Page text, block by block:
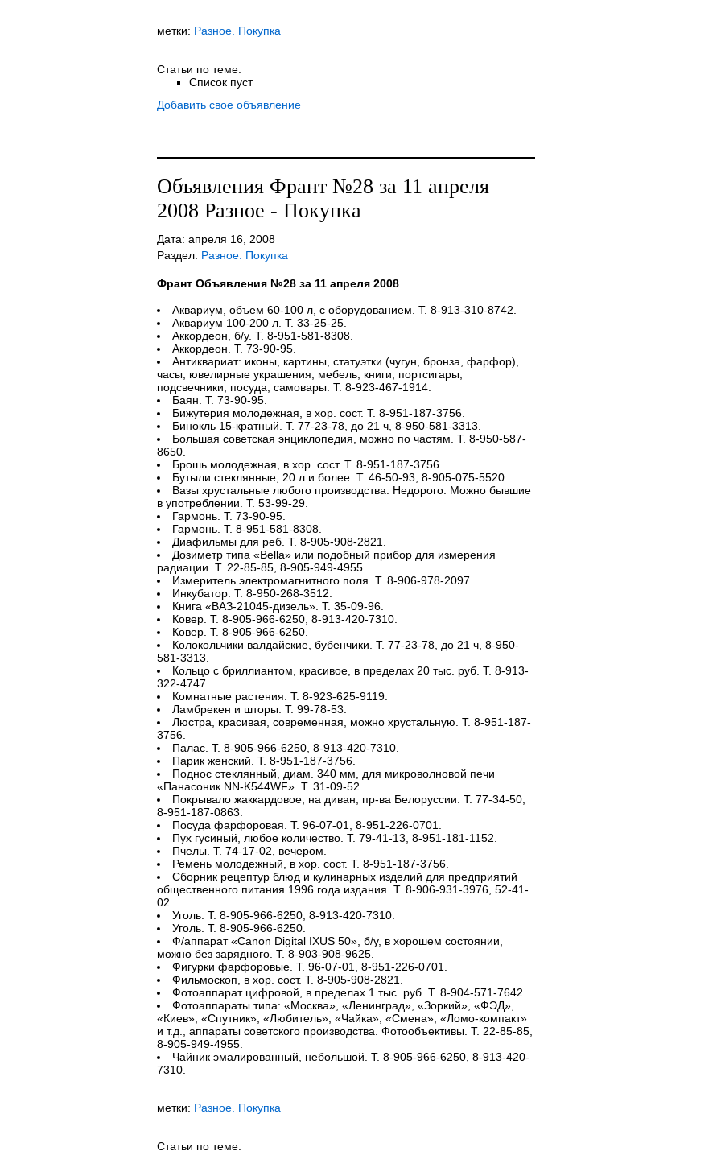
метки: Разное. Покупка
Статьи по теме:
Список пуст
Добавить свое объявление
Объявления Франт №28 за 11 апреля
2008 Разное - Покупка
Дата: апреля 16, 2008
Раздел: Разное. Покупка
Франт Объявления №28 за 11 апреля 2008
Аквариум, объем 60-100 л, с оборудованием. Т. 8-913-310-8742.
Аквариум 100-200 л. Т. 33-25-25.
Аккордеон, б/у. Т. 8-951-581-8308.
Аккордеон. Т. 73-90-95.
Антиквариат: иконы, картины, статуэтки (чугун, бронза, фарфор),
часы, ювелирные украшения, мебель, книги, портсигары,
подсвечники, посуда, самовары. Т. 8-923-467-1914.
Баян. Т. 73-90-95.
Бижутерия молодежная, в хор. сост. Т. 8-951-187-3756.
Бинокль 15-кратный. Т. 77-23-78, до 21 ч, 8-950-581-3313.
Большая советская энциклопедия, можно по частям. Т. 8-950-587-
8650.
Брошь молодежная, в хор. сост. Т. 8-951-187-3756.
Бутыли стеклянные, 20 л и более. Т. 46-50-93, 8-905-075-5520.
Вазы хрустальные любого производства. Недорого. Можно бывшие
в употреблении. Т. 53-99-29.
Гармонь. Т. 73-90-95.
Гармонь. Т. 8-951-581-8308.
Диафильмы для реб. Т. 8-905-908-2821.
Дозиметр типа «Bella» или подобный прибор для измерения
радиации. Т. 22-85-85, 8-905-949-4955.
Измеритель электромагнитного поля. Т. 8-906-978-2097.
Инкубатор. Т. 8-950-268-3512.
Книга «ВАЗ-21045-дизель». Т. 35-09-96.
Ковер. Т. 8-905-966-6250, 8-913-420-7310.
Ковер. Т. 8-905-966-6250.
Колокольчики валдайские, бубенчики. Т. 77-23-78, до 21 ч, 8-950-
581-3313.
Кольцо с бриллиантом, красивое, в пределах 20 тыс. руб. Т. 8-913-
322-4747.
Комнатные растения. Т. 8-923-625-9119.
Ламбрекен и шторы. Т. 99-78-53.
Люстра, красивая, современная, можно хрустальную. Т. 8-951-187-
3756.
Палас. Т. 8-905-966-6250, 8-913-420-7310.
Парик женский. Т. 8-951-187-3756.
Поднос стеклянный, диам. 340 мм, для микроволновой печи
«Панасоник NN-K544WF». Т. 31-09-52.
Покрывало жаккардовое, на диван, пр-ва Белоруссии. Т. 77-34-50,
8-951-187-0863.
Посуда фарфоровая. Т. 96-07-01, 8-951-226-0701.
Пух гусиный, любое количество. Т. 79-41-13, 8-951-181-1152.
Пчелы. Т. 74-17-02, вечером.
Ремень молодежный, в хор. сост. Т. 8-951-187-3756.
Сборник рецептур блюд и кулинарных изделий для предприятий
общественного питания 1996 года издания. Т. 8-906-931-3976, 52-41-
02.
Уголь. Т. 8-905-966-6250, 8-913-420-7310.
Уголь. Т. 8-905-966-6250.
Ф/аппарат «Canon Digital IXUS 50», б/у, в хорошем состоянии,
можно без зарядного. Т. 8-903-908-9625.
Фигурки фарфоровые. Т. 96-07-01, 8-951-226-0701.
Фильмоскоп, в хор. сост. Т. 8-905-908-2821.
Фотоаппарат цифровой, в пределах 1 тыс. руб. Т. 8-904-571-7642.
Фотоаппараты типа: «Москва», «Ленинград», «Зоркий», «ФЭД»,
«Киев», «Спутник», «Любитель», «Чайка», «Смена», «Ломо-компакт»
и т.д., аппараты советского производства. Фотообъективы. Т. 22-85-85,
8-905-949-4955.
Чайник эмалированный, небольшой. Т. 8-905-966-6250, 8-913-420-
7310.
метки: Разное. Покупка
Статьи по теме: